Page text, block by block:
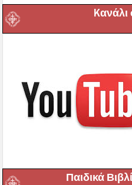
Kανάλι
Παιδικά